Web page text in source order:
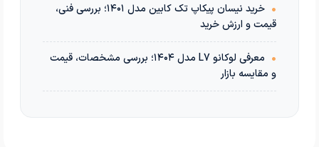
•
خرید نیسان پیکاپ تک کابین مدل ۱۴۰۱؛ بررسی فنی،
قیمت و ارزش خرید
•
معرفی لوکانو L7 مدل ۱۴۰۴؛ بررسی مشخصات، قیمت
و مقایسه بازار